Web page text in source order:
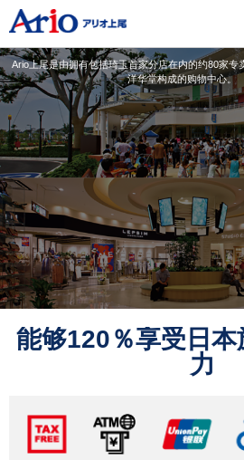
Ario上尾是由拥有包括琦玉首家分店在内的约80家专
洋华堂构成的购物中心。
能够120％享受日
力